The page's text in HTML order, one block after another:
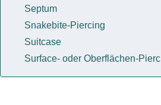
Septum
Snakebite-Piercing
Suitcase
Surface- oder Oberflächen-